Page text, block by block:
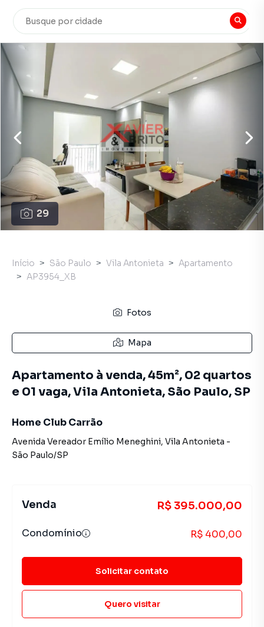
29
Início São Paulo Vila Antonieta
Apartamento
AP3954_XB
Fotos
Mapa
Apartamento à venda, 45m², 02 quartos
e 01 vaga, Vila Antonieta, São Paulo, SP
Home Club Carrão
Avenida Vereador Emílio Meneghini, Vila Antonieta -
São Paulo/SP
Venda R$ 395.000,00
Condomínio R$ 400,00
Solicitar contato
Quero visitar